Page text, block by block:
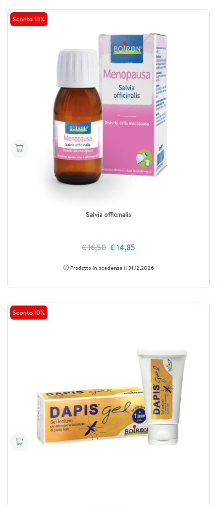
Sconto 10%
Salvia officinalis
€ 16,50 € 14,85
Prodotto in scadenza il 31.12.2026
Sconto 10%